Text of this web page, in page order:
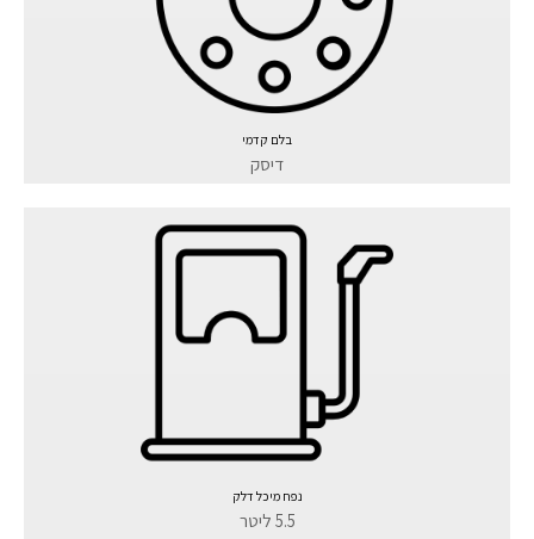
בלם קדמי
דיסק
נפח מיכל דלק
5.5 ליטר